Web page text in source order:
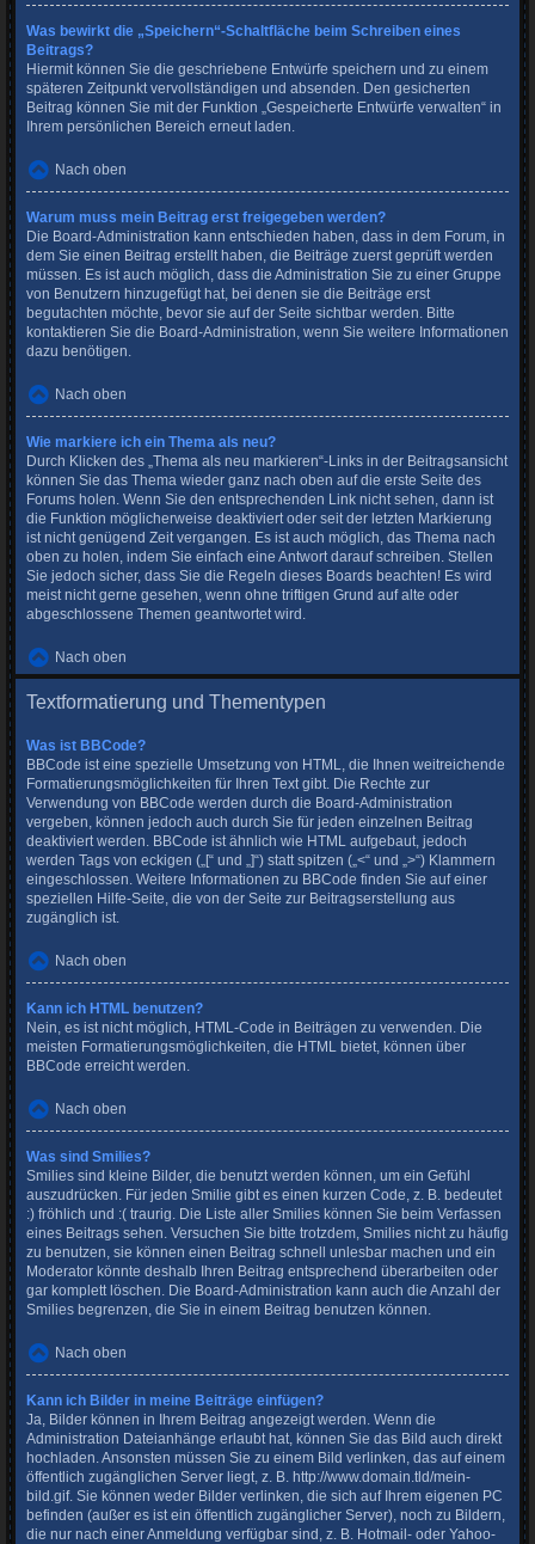
Was bewirkt die „Speichern“-Schaltfläche beim Schreiben eines
Beitrags?
Hiermit können Sie die geschriebene Entwürfe speichern und zu einem
späteren Zeitpunkt vervollständigen und absenden. Den gesicherten
Beitrag können Sie mit der Funktion „Gespeicherte Entwürfe verwalten“ in
Ihrem persönlichen Bereich erneut laden.
Nach oben
Warum muss mein Beitrag erst freigegeben werden?
Die Board-Administration kann entschieden haben, dass in dem Forum, in
dem Sie einen Beitrag erstellt haben, die Beiträge zuerst geprüft werden
müssen. Es ist auch möglich, dass die Administration Sie zu einer Gruppe
von Benutzern hinzugefügt hat, bei denen sie die Beiträge erst
begutachten möchte, bevor sie auf der Seite sichtbar werden. Bitte
kontaktieren Sie die Board-Administration, wenn Sie weitere Informationen
dazu benötigen.
Nach oben
Wie markiere ich ein Thema als neu?
Durch Klicken des „Thema als neu markieren“-Links in der Beitragsansicht
können Sie das Thema wieder ganz nach oben auf die erste Seite des
Forums holen. Wenn Sie den entsprechenden Link nicht sehen, dann ist
die Funktion möglicherweise deaktiviert oder seit der letzten Markierung
ist nicht genügend Zeit vergangen. Es ist auch möglich, das Thema nach
oben zu holen, indem Sie einfach eine Antwort darauf schreiben. Stellen
Sie jedoch sicher, dass Sie die Regeln dieses Boards beachten! Es wird
meist nicht gerne gesehen, wenn ohne triftigen Grund auf alte oder
abgeschlossene Themen geantwortet wird.
Nach oben
Textformatierung und Thementypen
Was ist BBCode?
BBCode ist eine spezielle Umsetzung von HTML, die Ihnen weitreichende
Formatierungsmöglichkeiten für Ihren Text gibt. Die Rechte zur
Verwendung von BBCode werden durch die Board-Administration
vergeben, können jedoch auch durch Sie für jeden einzelnen Beitrag
deaktiviert werden. BBCode ist ähnlich wie HTML aufgebaut, jedoch
werden Tags von eckigen („[“ und „]“) statt spitzen („<“ und „>“) Klammern
eingeschlossen. Weitere Informationen zu BBCode finden Sie auf einer
speziellen Hilfe-Seite, die von der Seite zur Beitragserstellung aus
zugänglich ist.
Nach oben
Kann ich HTML benutzen?
Nein, es ist nicht möglich, HTML-Code in Beiträgen zu verwenden. Die
meisten Formatierungsmöglichkeiten, die HTML bietet, können über
BBCode erreicht werden.
Nach oben
Was sind Smilies?
Smilies sind kleine Bilder, die benutzt werden können, um ein Gefühl
auszudrücken. Für jeden Smilie gibt es einen kurzen Code, z. B. bedeutet
:) fröhlich und :( traurig. Die Liste aller Smilies können Sie beim Verfassen
eines Beitrags sehen. Versuchen Sie bitte trotzdem, Smilies nicht zu häufig
zu benutzen, sie können einen Beitrag schnell unlesbar machen und ein
Moderator könnte deshalb Ihren Beitrag entsprechend überarbeiten oder
gar komplett löschen. Die Board-Administration kann auch die Anzahl der
Smilies begrenzen, die Sie in einem Beitrag benutzen können.
Nach oben
Kann ich Bilder in meine Beiträge einfügen?
Ja, Bilder können in Ihrem Beitrag angezeigt werden. Wenn die
Administration Dateianhänge erlaubt hat, können Sie das Bild auch direkt
hochladen. Ansonsten müssen Sie zu einem Bild verlinken, das auf einem
öffentlich zugänglichen Server liegt, z. B. http://www.domain.tld/mein-
bild.gif. Sie können weder Bilder verlinken, die sich auf Ihrem eigenen PC
befinden (außer es ist ein öffentlich zugänglicher Server), noch zu Bildern,
die nur nach einer Anmeldung verfügbar sind, z. B. Hotmail- oder Yahoo-